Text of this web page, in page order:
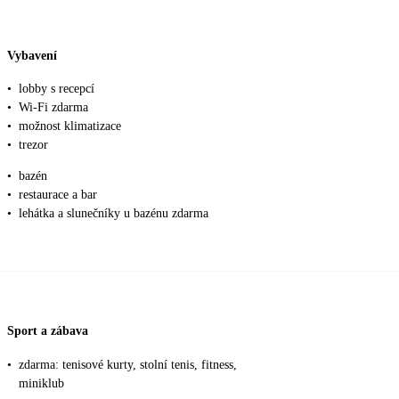
Vybavení
• lobby s recepcí
• Wi-Fi zdarma
• možnost klimatizace
• trezor
• bazén
• restaurace a bar
• lehátka a slunečníky u bazénu zdarma
Sport a zábava
• zdarma: tenisové kurty, stolní tenis, fitness,
miniklub